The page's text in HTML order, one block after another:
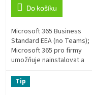
Do košíku
Microsoft 365 Business
Standard EEA (no Teams);
Microsoft 365 pro firmy
umožňuje nainstalovat a
počítačových aplikací Word,
Excel, PowerPoint,...
Tip